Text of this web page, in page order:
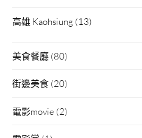
高雄 Kaohsiung (13)
美食餐廳 (80)
街邊美食 (20)
電影movie (2)